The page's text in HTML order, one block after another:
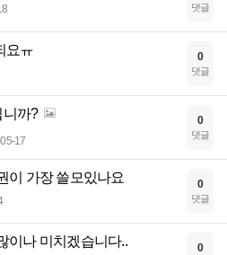
댓글
요ㅠ 0
댓글
니까?
05-17
0
댓글
이 가장 쓸모있나요 0
댓글
이나 미치겠습니다.. 0